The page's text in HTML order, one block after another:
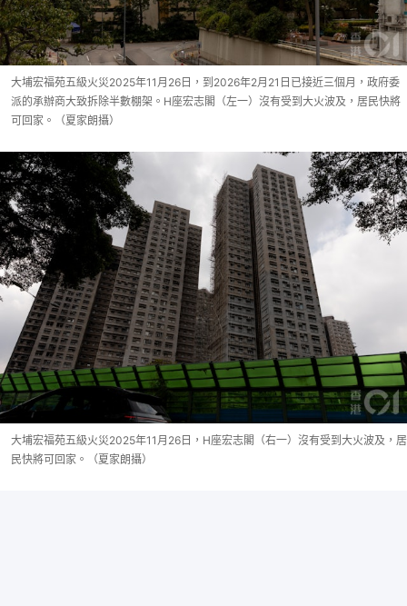
大埔宏福苑五級火災2025年11月26日，到2026年2月21日已接近三個月，政府委
派的承辦商大致拆除半數棚架。H座宏志閣（左一）沒有受到大火波及，居民快將
可回家。（夏家朗攝）
大埔宏福苑五級火災2025年11月26日，H座宏志閣（右一）沒有受到大火波及，居
民快將可回家。（夏家朗攝）